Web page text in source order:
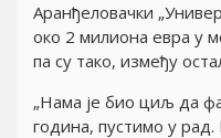
Аранђеловачки
око 2 милиона евра у
па су тако, између
„Нама је био циљ да
година, пустимо у рад.